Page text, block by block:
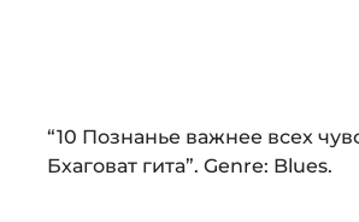
Audio
Player
“10 Познанье важнее всех
Бхаговат гита”. Genre: Blues.